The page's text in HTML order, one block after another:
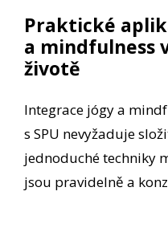
Praktické
a mindfulness
životě
Integrace jógy a
s SPU nevyžaduje
jednoduché techniky
jsou pravidelně a